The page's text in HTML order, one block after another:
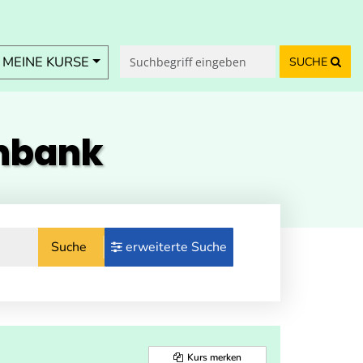
KURSE SUCHE
Suche erweiterte Suche
Kurs merken